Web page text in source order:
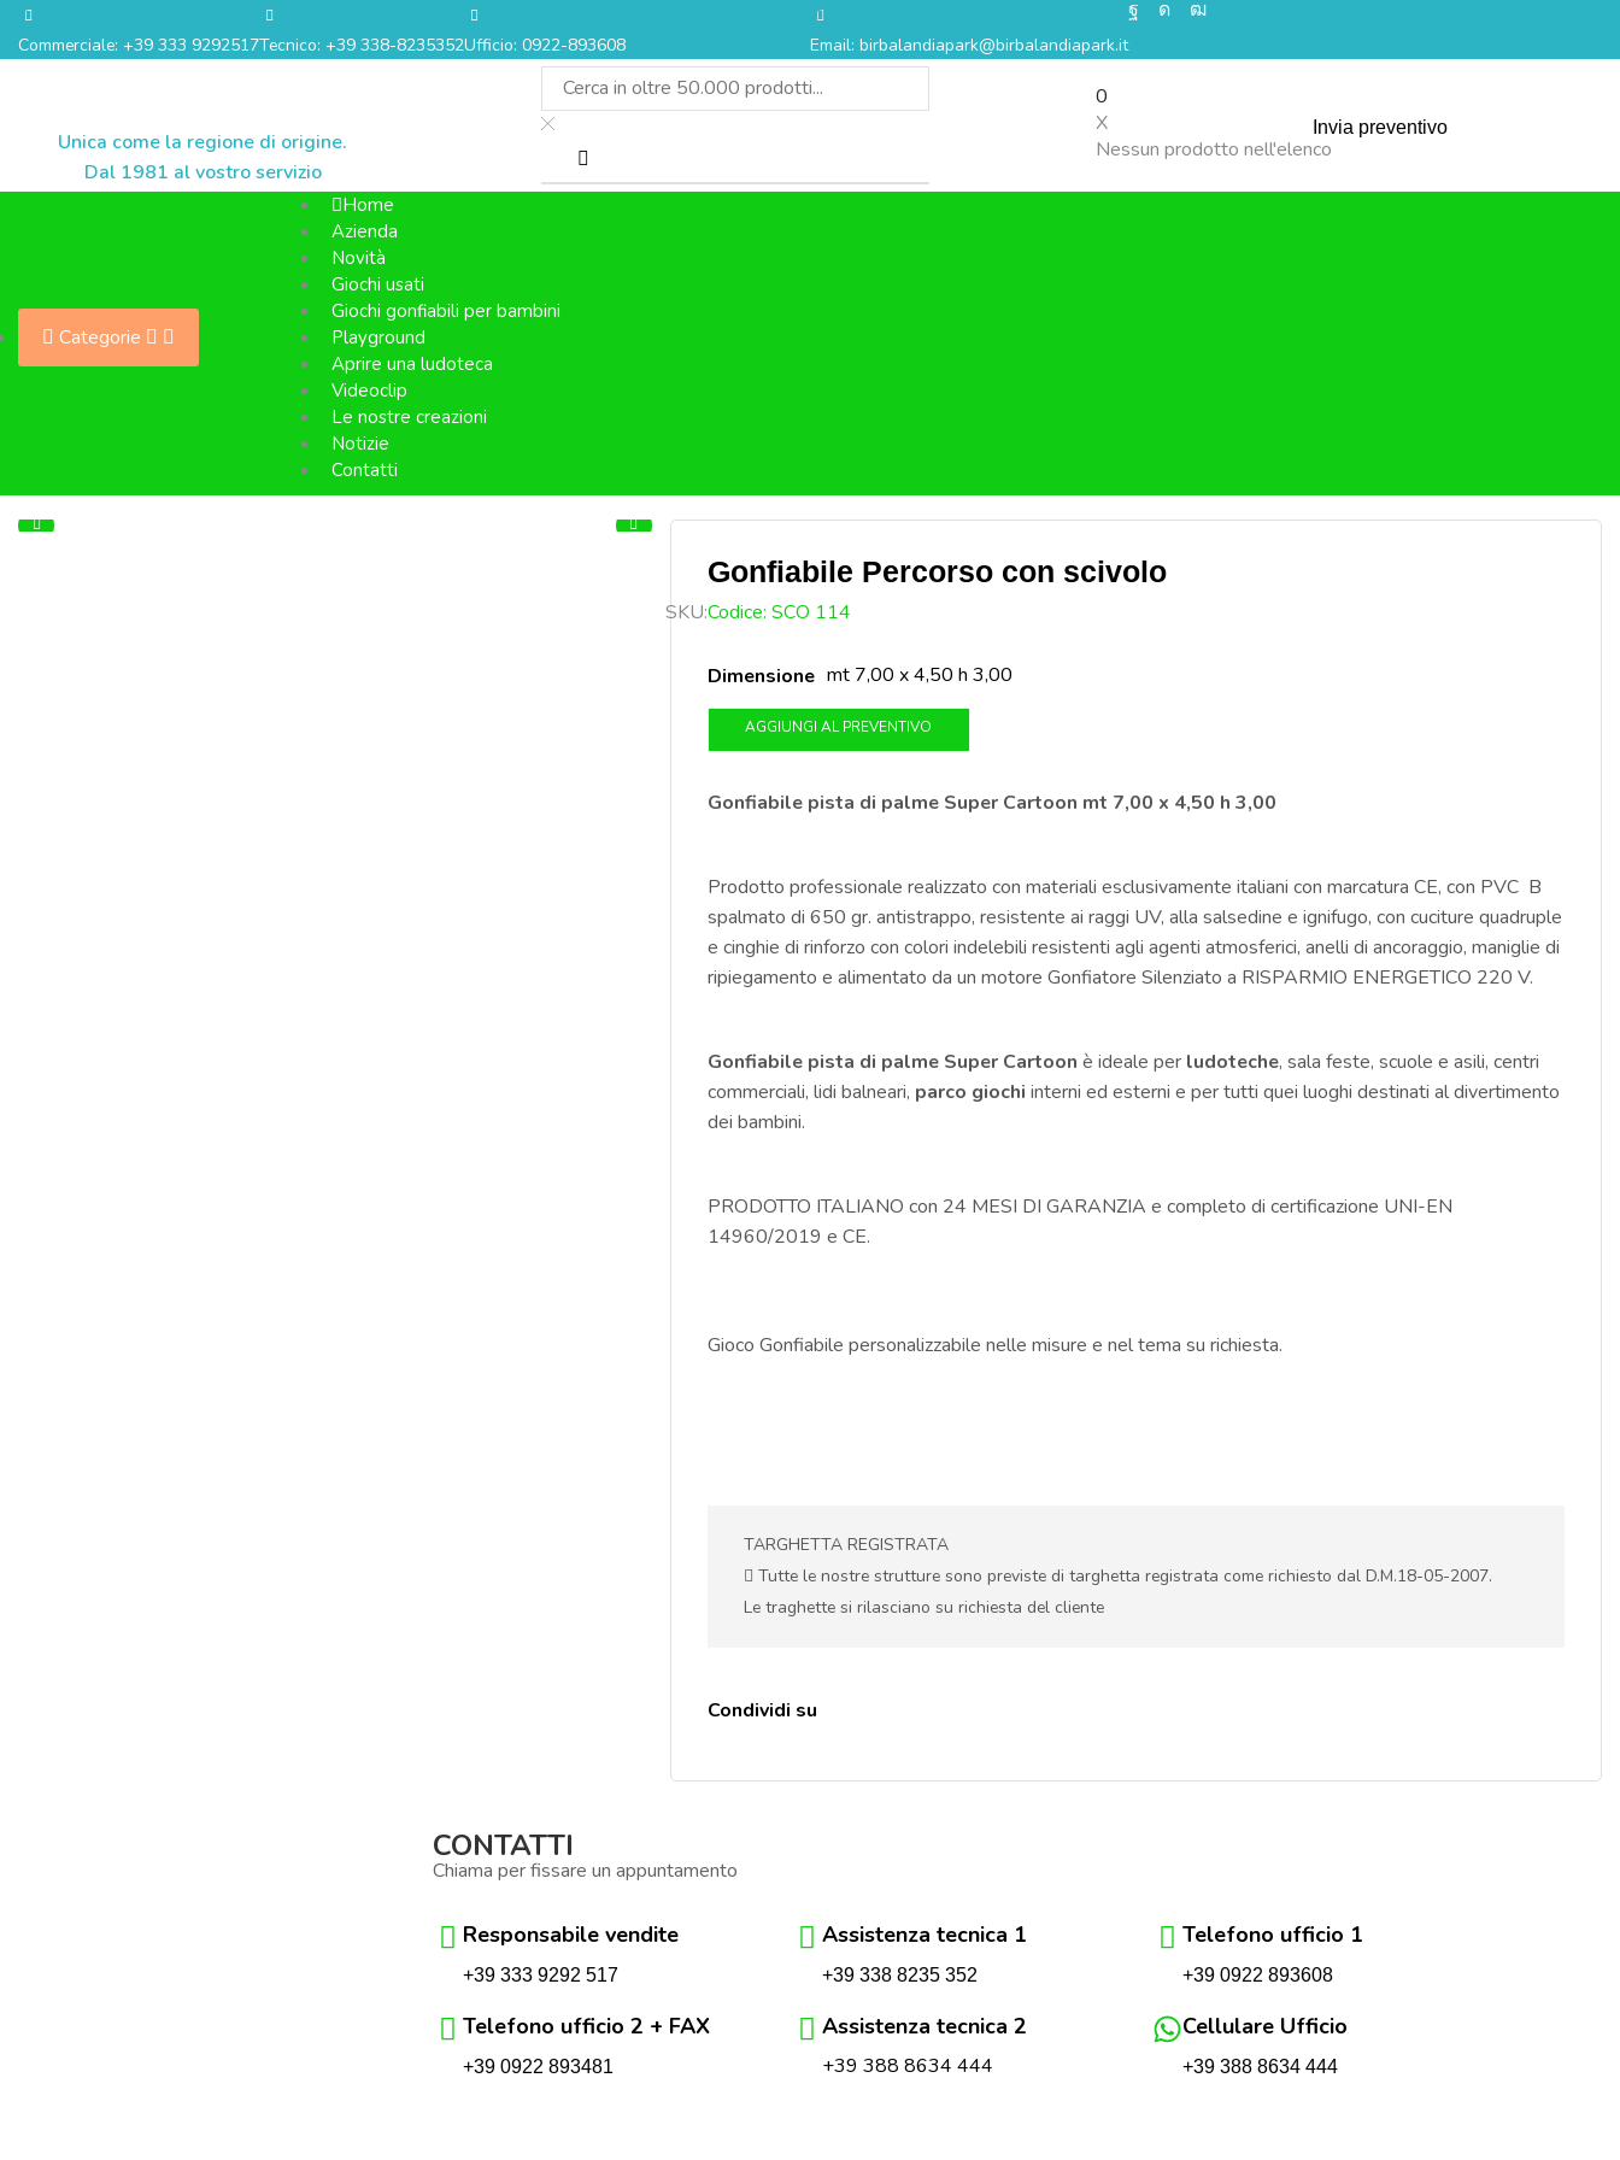
Commerciale: +39 333 9292517Tecnico: +39 338-8235352Ufficio: 0922-893608 Email: birbalandiapark@birbalandiapark.it
Unica come la regione di origine.
Dal 1981 al vostro servizio
0
X
Nessun prodotto nell'elenco
Invia preventivo
Categorie
Home
Azienda
Novità
Giochi usati
Giochi gonfiabili per bambini
Playground
Aprire una ludoteca
Videoclip
Le nostre creazioni
Notizie
Contatti
Gonfiabile Percorso con scivolo
SKU:Codice: SCO 114
Dimensione mt 7,00 x 4,50 h 3,00
AGGIUNGI AL PREVENTIVO
Gonfiabile pista di palme Super Cartoon mt 7,00 x 4,50 h 3,00
Prodotto professionale realizzato con materiali esclusivamente italiani con marcatura CE, con PVC B
spalmato di 650 gr. antistrappo, resistente ai raggi UV, alla salsedine e ignifugo, con cuciture quadruple
e cinghie di rinforzo con colori indelebili resistenti agli agenti atmosferici, anelli di ancoraggio, maniglie di
ripiegamento e alimentato da un motore Gonfiatore Silenziato a RISPARMIO ENERGETICO 220 V.
Gonfiabile pista di palme Super Cartoon è ideale per ludoteche, sala feste, scuole e asili, centri
commerciali, lidi balneari, parco giochi interni ed esterni e per tutti quei luoghi destinati al divertimento
dei bambini.
PRODOTTO ITALIANO con 24 MESI DI GARANZIA e completo di certificazione UNI-EN
14960/2019 e CE.
Gioco Gonfiabile personalizzabile nelle misure e nel tema su richiesta.
TARGHETTA REGISTRATA
Tutte le nostre strutture sono previste di targhetta registrata come richiesto dal D.M.18-05-2007.
Le traghette si rilasciano su richiesta del cliente
Condividi su
CONTATTI
Chiama per fissare un appuntamento
Responsabile vendite
+39 333 9292 517
Assistenza tecnica 1
+39 338 8235 352
Telefono ufficio 1
+39 0922 893608
Telefono ufficio 2 + FAX
+39 0922 893481
Assistenza tecnica 2
+39 388 8634 444
Cellulare Ufficio
+39 388 8634 444